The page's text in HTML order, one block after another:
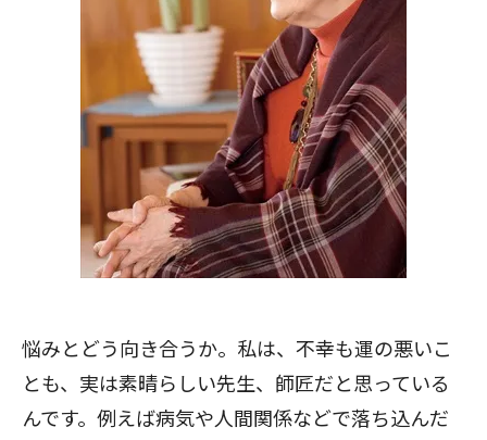
悩みとどう向き合うか。私は、不幸も運の悪いこ
とも、実は素晴らしい先生、師匠だと思っている
んです。例えば病気や人間関係などで落ち込んだ